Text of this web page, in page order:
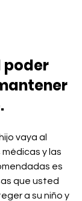
poder
vaya al
y las
es
que usted
a su niño y